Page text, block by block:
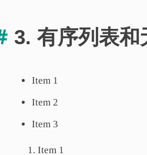
3. 有序列表和
Item 1
Item 2
Item 3
Item 1